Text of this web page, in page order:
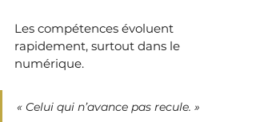
Les compétences évoluent
rapidement, surtout dans le
numérique.
« Celui qui n’avance pas recule. »